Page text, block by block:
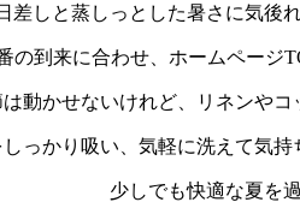
差しと蒸しっとした暑さに気後
の到来に合わせ、ホームページ
動かせないけれど、リネンや
っかり吸い、気軽に洗えて気持
少しでも快適な夏を